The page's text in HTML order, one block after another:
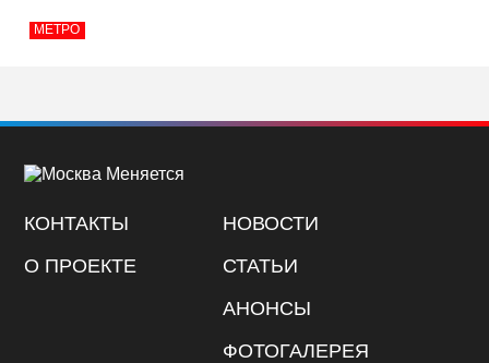
МЕТРО
КОНТАКТЫ
О ПРОЕКТЕ
НОВОСТИ
СТАТЬИ
АНОНСЫ
ФОТОГАЛЕРЕЯ